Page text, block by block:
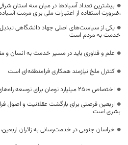
بیشترین تعداد آسبادها در میان سه استان
،ضرورت استفاده از اعتبارات ملی برای مرمت
یکی از سیاست‌های اصلی جهاد دانشگاهی
خدمت به مردم است
علم و فناوری باید در مسیر خدمت به انسان و
کنترل ملخ نیازمند همکاری فرامنطقه‌ای است
اختصاص 2500 میلیارد تومان برای توسعه راه‌های دوبانده خراسان جنوبی
اربعین فرصتی برای بازگشت عقلانیت و اصول
بشری است
خراسان جنوبی در خدمت‌رسانی به زائران